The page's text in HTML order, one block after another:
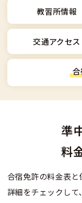
中型車
大型車
けん引
普通二種
大型二種
格安シーズン料金
出発地別おすすめ校
こだわり、テーマ
360度パノラマ教
教育訓練給付金制度
受験資格特例教習
お気に入りの教習所
合宿免許の入校まで
合宿免許での免許
合宿免許一日の過
合宿に関わる料金
合宿費用のお支払
合宿免許に必要な
高校生は運転免許を
免許取消・失効によ
冬・雪国の合宿免
みんなが選んだ合
全国の運転免許試
本免学科試験問題
会社概要
会社沿革・歴史
個人情報の取扱い
特定商取引法に基
運転者適性診断
教習所情報
交通アクセス
普通車
大型二輪
けん引
準
料
合宿免許の料金表と
詳細をチェックして